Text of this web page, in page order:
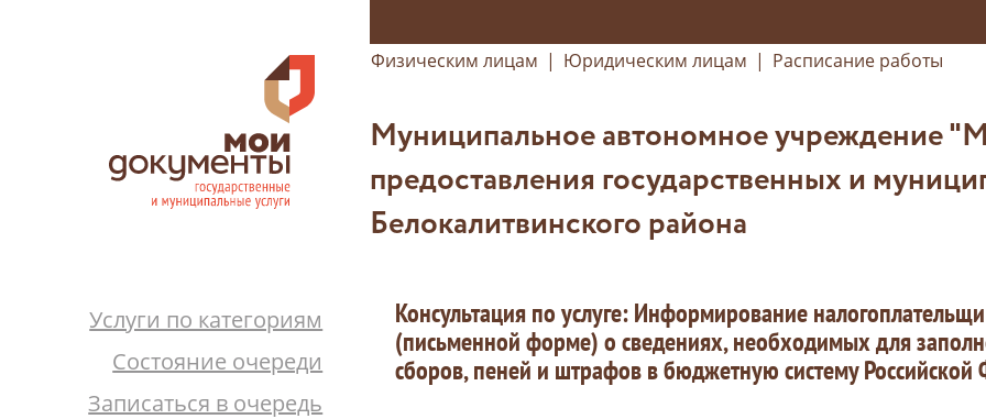
Физическим лицам | Юридическим лицам | Расписание работы
Муниципальное автономное учреждение
предоставления государственных и
Белокалитвинского района
Услуги по категориям
Состояние очереди
Записаться в очередь
Консультация по услуге: Информирование
(письменной форме) о сведениях, необходимых для
сборов, пеней и штрафов в бюджетную систему